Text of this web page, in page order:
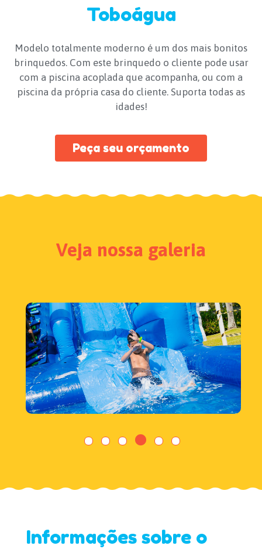
Toboágua
Modelo totalmente moderno é um dos mais bonitos
brinquedos. Com este brinquedo o cliente pode usar
com a piscina acoplada que acompanha, ou com a
piscina da própria casa do cliente. Suporta todas as
idades!
Peça seu orçamento
Veja nossa galeria
Informações sobre o